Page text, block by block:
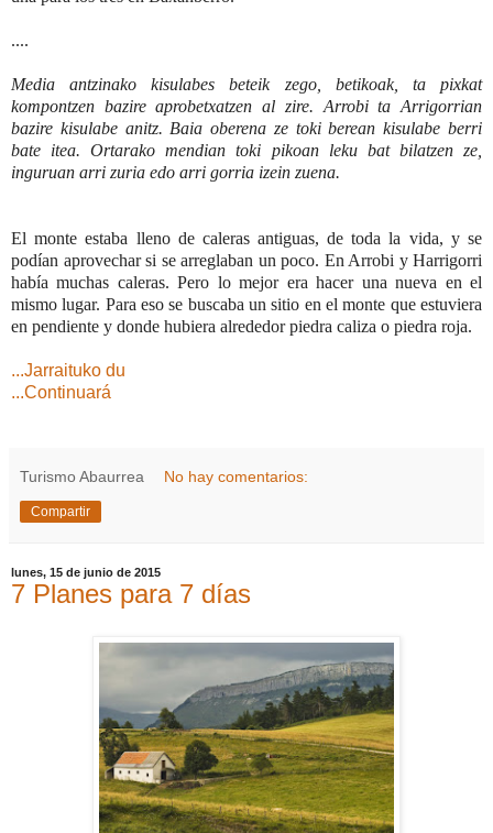
....
Media antzinako kisulabes beteik zego, betikoak, ta pixkat
kompontzen bazire aprobetxatzen al zire. Arrobi ta Arrigorrian
bazire kisulabe anitz. Baia oberena ze toki berean kisulabe berri
bate itea. Ortarako mendian toki pikoan leku bat bilatzen ze,
inguruan arri zuria edo arri gorria izein zuena.
El monte estaba lleno de caleras antiguas, de toda la vida, y se
podían aprovechar si se arreglaban un poco. En Arrobi y Harrigorri
había muchas caleras. Pero lo mejor era hacer una nueva en el
mismo lugar. Para eso se buscaba un sitio en el monte que estuviera
en pendiente y donde hubiera alrededor piedra caliza o piedra roja.
...Jarraituko du
...Continuará
Turismo Abaurrea No hay comentarios:
Compartir
lunes, 15 de junio de 2015
7 Planes para 7 días